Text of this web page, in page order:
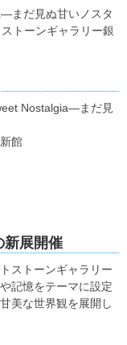
まだ見ぬ甘いノスタ
トーンギャラリー銀
Nostalgia―まだ見
館
新展開催
ストーンギャラリー
記憶をテーマに設定
美な世界観を展開し